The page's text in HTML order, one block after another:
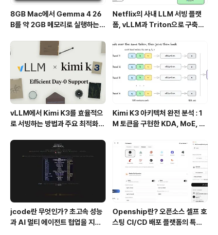
8GB Mac에서 Gemma 4 26
B를 약 2GB 메모리로 실행하는 T
Netflix의 사내 LLM 서빙 플랫
폼, vLLM과 Triton으로 구축한
vLLM에서 Kimi K3를 효율적으
로 서빙하는 방법과 주요 최적화
Kimi K3 아키텍처 완전 분석 : 1
M 토큰을 구현한 KDA, MoE, Fl
핵심 기술
jcode란 무엇인가? 초고속 성능
과 AI 멀티 에이전트 협업을 지원
Openship란? 오픈소스 셀프 호
스팅 CI/CD 배포 플랫폼의 특징